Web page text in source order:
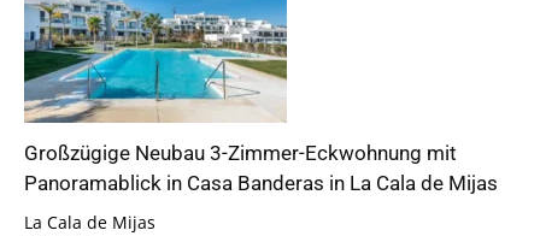
Großzügige Neubau 3-Zimmer-Eckwohnung mit
Panoramablick in Casa Banderas in La Cala de Mijas
La Cala de Mijas